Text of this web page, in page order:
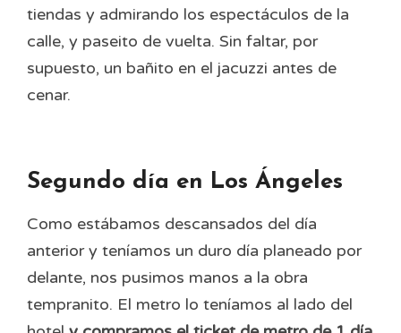
tiendas y admirando los espectáculos de la
calle, y paseito de vuelta. Sin faltar, por
supuesto, un bañito en el jacuzzi antes de
cenar.
Segundo día en Los Ángeles
Como estábamos descansados del día
anterior y teníamos un duro día planeado por
delante, nos pusimos manos a la obra
tempranito. El metro lo teníamos al lado del